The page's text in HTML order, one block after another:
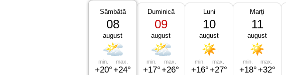
Sâmbătă
08
august
min.
+20°
max.
+24°
Duminică
09
august
min.
+17°
max.
+26°
Luni
10
august
min.
+16°
max.
+27°
Marți
11
august
min.
+18°
max.
+32°